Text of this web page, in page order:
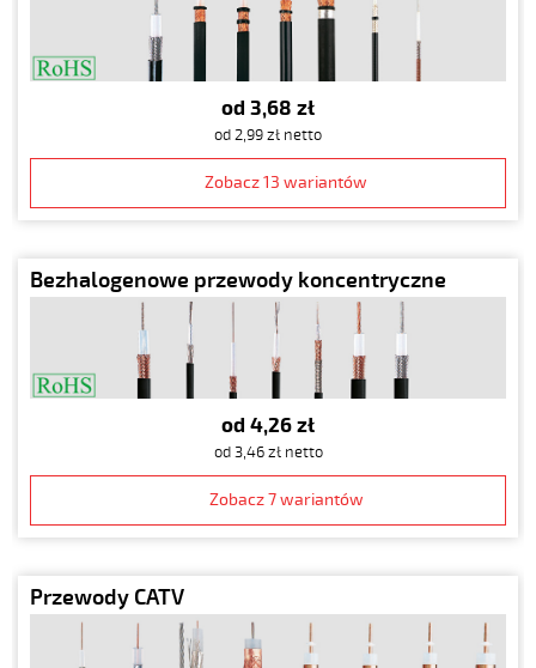
od 3,68 zł
od 2,99 zł netto
Zobacz 13 wariantów
Bezhalogenowe przewody koncentryczne
od 4,26 zł
od 3,46 zł netto
Zobacz 7 wariantów
Przewody CATV